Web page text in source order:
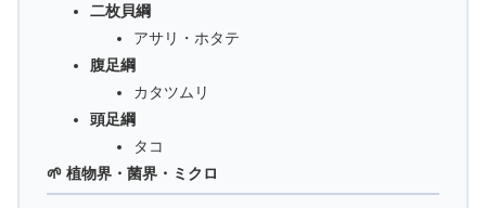
二枚貝綱
アサリ・ホタテ
腹足綱
カタツムリ
頭足綱
タコ
🌱 植物界・菌界・ミクロ